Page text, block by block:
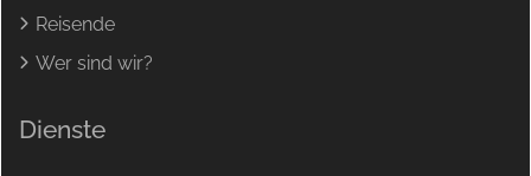
Reisende
Wer sind wir?
Dienste